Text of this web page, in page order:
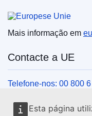
Esta página
Mais informação em
Contacte a UE
Telefone-nos: 00 800
Veja outros contactos